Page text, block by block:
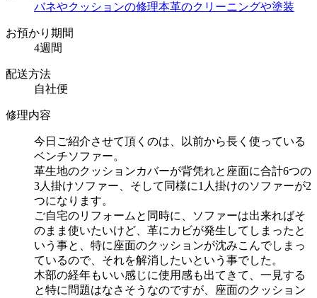
バネやクッションの修理本革のクリーニングや塗装
お預かり期間
4週間
配送方法
自社便
修理内容
今日ご紹介させて頂くのは、以前から長く使っている
ベンチソファー。
革生地のクッションカバーが背凭れと座面に合計6つの
3人掛けソファー、そして同様に1人掛けのソファーが2
つになります。
ご自宅のリフォームと同時に、ソファーは出来ればそ
のまま使いたいけど、革にカビが発生してしまったと
いう事と、特に座面のクッションが沈みこんでしまっ
ているので、それを解消したいという事でした。
木部の経年もいい感じに使用感も出てきて、一見する
と特に問題はなさそうなのですが、座面のクッション